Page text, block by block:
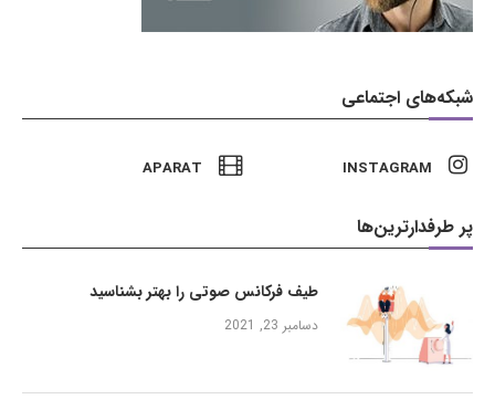
شبکه‌های اجتماعی
INSTAGRAM
APARAT
پر طرفدارترین‌ها
طیف فرکانس صوتی را بهتر بشناسید
دسامبر 23, 2021